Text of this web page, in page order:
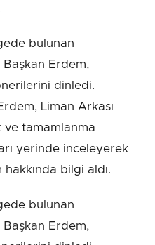
bulunan
Erdem,
dinledi.
Liman Arkası
tamamlanma
yerinde inceleyerek
bilgi aldı.
bulunan
Erdem,